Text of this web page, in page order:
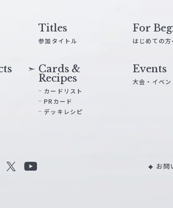
Titles
参加タイトル
For
はじめての方
Cards &
Recipes
カードリスト
PRカード
デッキレシピ
Events
大会・イベン
Y
お問